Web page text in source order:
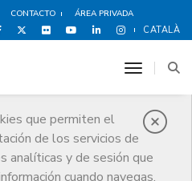
CONTACTO ÁREA PRIVADA
CATALÀ
que permiten el
de los servicios de
analíticas y de sesión que
cuando navegas.
toggle
y ocio